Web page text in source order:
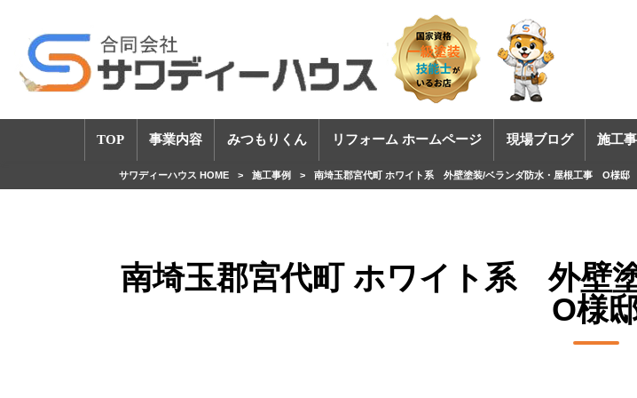
TOP 事業内容 みつもりくん リフォーム ホームページ 現場ブログ 施工
サワディーハウス HOME > 施工事例 > 南埼玉郡宮代町 ホワイト系 外壁塗装/ベランダ防水・屋根工事 O様邸
南埼玉郡宮代町 ホワイト系 外壁
O様